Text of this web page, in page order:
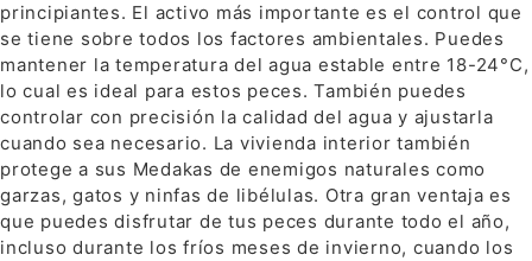
principiantes. El activo más importante es el control que
se tiene sobre todos los factores ambientales. Puedes
mantener la temperatura del agua estable entre 18-24°C,
lo cual es ideal para estos peces. También puedes
controlar con precisión la calidad del agua y ajustarla
cuando sea necesario. La vivienda interior también
protege a sus Medakas de enemigos naturales como
garzas, gatos y ninfas de libélulas. Otra gran ventaja es
que puedes disfrutar de tus peces durante todo el año,
incluso durante los fríos meses de invierno, cuando los